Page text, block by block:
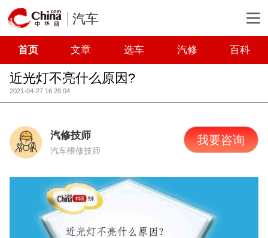
汽车
首页 文章 选车 汽修 百科
近光灯不亮什么原因?
2021-04-27 16:28:04
汽修技师
汽车维修技师
我要咨询